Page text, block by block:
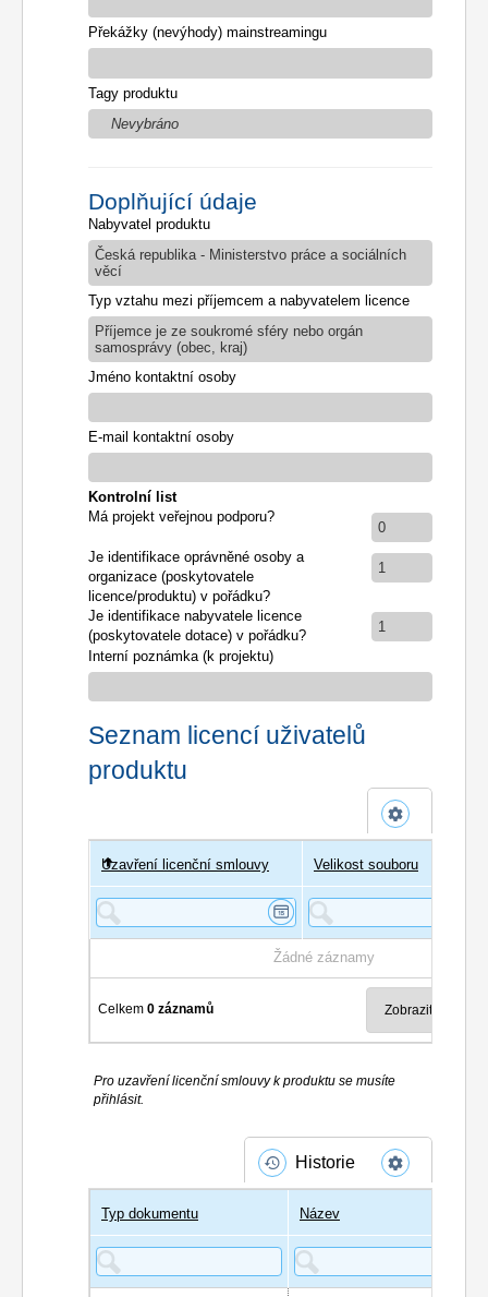
Překážky (nevýhody) mainstreamingu
Tagy produktu
Nevybráno
Doplňující údaje
Nabyvatel produktu
Česká republika - Ministerstvo práce a sociálních
věcí
Typ vztahu mezi příjemcem a nabyvatelem licence
Příjemce je ze soukromé sféry nebo orgán
samosprávy (obec, kraj)
Jméno kontaktní osoby
E-mail kontaktní osoby
Kontrolní list
Má projekt veřejnou podporu?
0
Je identifikace oprávněné osoby a
organizace (poskytovatele
licence/produktu) v pořádku?
1
Je identifikace nabyvatele licence
(poskytovatele dotace) v pořádku?
1
Interní poznámka (k projektu)
Seznam licencí uživatelů
produktu
Uživatel
Uzavření licenční smlouvy Velikost souboru
Žádné záznamy
Celkem0 záznamů
Pro uzavření licenční smlouvy k produktu se musíte
přihlásit.
Historie
Typ dokumentu Název